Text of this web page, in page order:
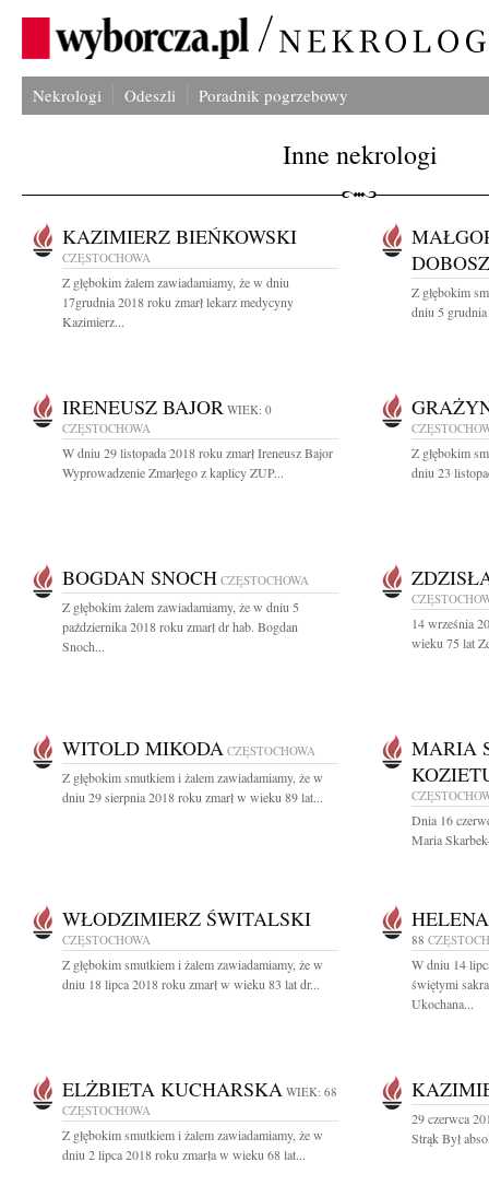
Nekrologi Odeszli Poradnik pogrzebowy
Inne nekrologi
KAZIMIERZ BIEŃKOWSKI
CZĘSTOCHOWA
Z głębokim żalem zawiadamiamy, że w dniu
17grudnia 2018 roku zmarł lekarz medycyny
Kazimierz...
DOBOSZ
Z głębokim
dniu 5
IRENEUSZ BAJOR WIEK: 0
CZĘSTOCHOWA
W dniu 29 listopada 2018 roku zmarł Ireneusz Bajor
Wyprowadzenie Zmarłego z kaplicy ZUP...
Z głębokim
dniu 23
BOGDAN SNOCH CZĘSTOCHOWA
Z głębokim żalem zawiadamiamy, że w dniu 5
października 2018 roku zmarł dr hab. Bogdan
Snoch...
14 września
wieku 75 lat
WITOLD MIKODA CZĘSTOCHOWA
Z głębokim smutkiem i żalem zawiadamiamy, że w
dniu 29 sierpnia 2018 roku zmarł w wieku 89 lat...
MARIA
Dnia 16
Maria
WŁODZIMIERZ ŚWITALSKI
CZĘSTOCHOWA
Z głębokim smutkiem i żalem zawiadamiamy, że w
dniu 18 lipca 2018 roku zmarł w wieku 83 lat dr...
88
W dniu 14
świętymi
Ukochana...
ELŻBIETA KUCHARSKA WIEK: 68
CZĘSTOCHOWA
Z głębokim smutkiem i żalem zawiadamiamy, że w
dniu 2 lipca 2018 roku zmarła w wieku 68 lat...
29 czerwca
Strąk Był